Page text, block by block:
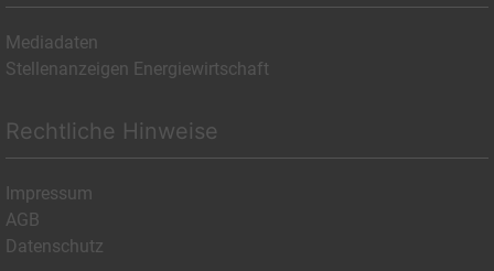
Mediadaten
Stellenanzeigen Energiewirtschaft
Rechtliche Hinweise
Impressum
AGB
Datenschutz